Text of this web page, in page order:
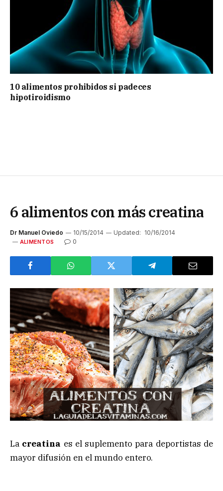
10 alimentos prohibidos si padeces
hipotiroidismo
6 alimentos con más creatina
Dr Manuel Oviedo 10/15/2014 Updated: 10/16/2014
ALIMENTOS 0
La creatina es el suplemento para deportistas de
mayor difusión en el mundo entero.